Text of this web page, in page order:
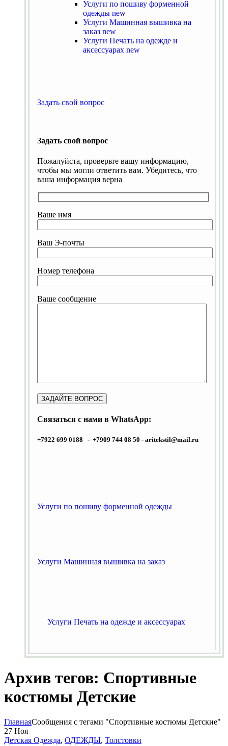
Услуги по пошиву форменной
одежды new
Услуги Машинная вышивка на
заказ new
Услуги Печать на одежде и
аксессуарах new
Задать свой вопрос
Задать свой вопрос
Пожалуйста, проверьте вашу информацию,
чтобы мы могли ответить вам. Убедитесь, что
ваша информация верна
Ваше имя
Ваш Э-почты
Номер телефона
Ваше сообщение
Связаться с нами в WhatsApp:
+7922 699 0188 - +7909 744 08 50 - aritekstil@mail.ru
Услуги по пошиву форменной одежды
Услуги Машинная вышивка на заказ
Услуги Печать на одежде и аксессуарах
Архив тегов: Спортивные
костюмы Детские
ГлавнаяСообщения с тегами "Спортивные костюмы Детские"
27 Ноя
Детская Одежда, ОДЕЖДЫ, Толстовки